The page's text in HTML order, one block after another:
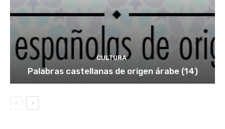
CULTURA
Palabras castellanas de origen árabe (14)